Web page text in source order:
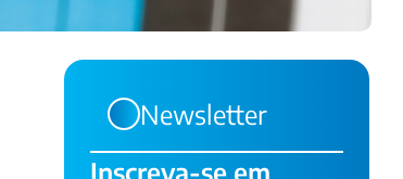
Newsletter
Inscreva-se em